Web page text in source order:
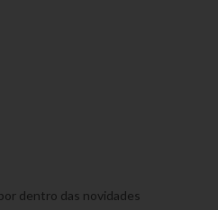
dentro das novidades